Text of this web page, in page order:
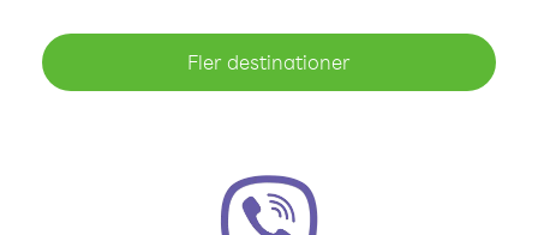
Fler destinationer